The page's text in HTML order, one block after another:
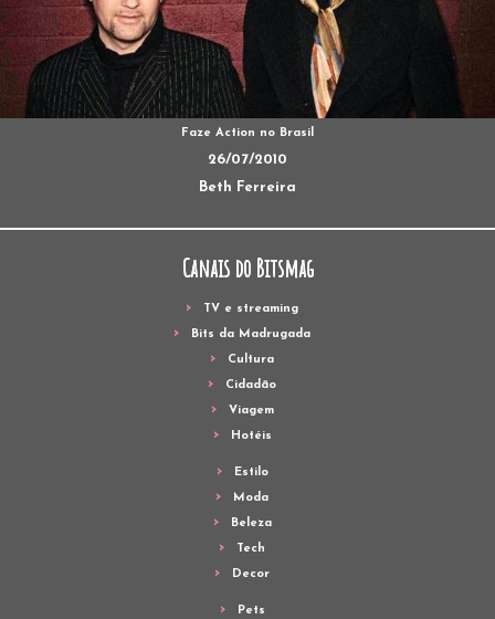
Faze Action no Brasil
26/07/2010
Beth Ferreira
Canais do Bitsmag
TV e streaming
Bits da Madrugada
Cultura
Cidadão
Viagem
Hotéis
Estilo
Moda
Beleza
Tech
Decor
Pets